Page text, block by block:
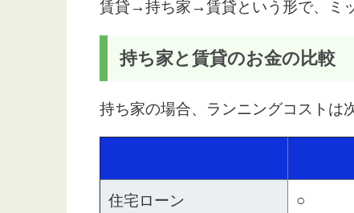
賃貸→持ち家→賃貸という形で、ミ
持ち家と賃貸のお金の比較
持ち家の場合、ランニングコストは
住宅ローン ○